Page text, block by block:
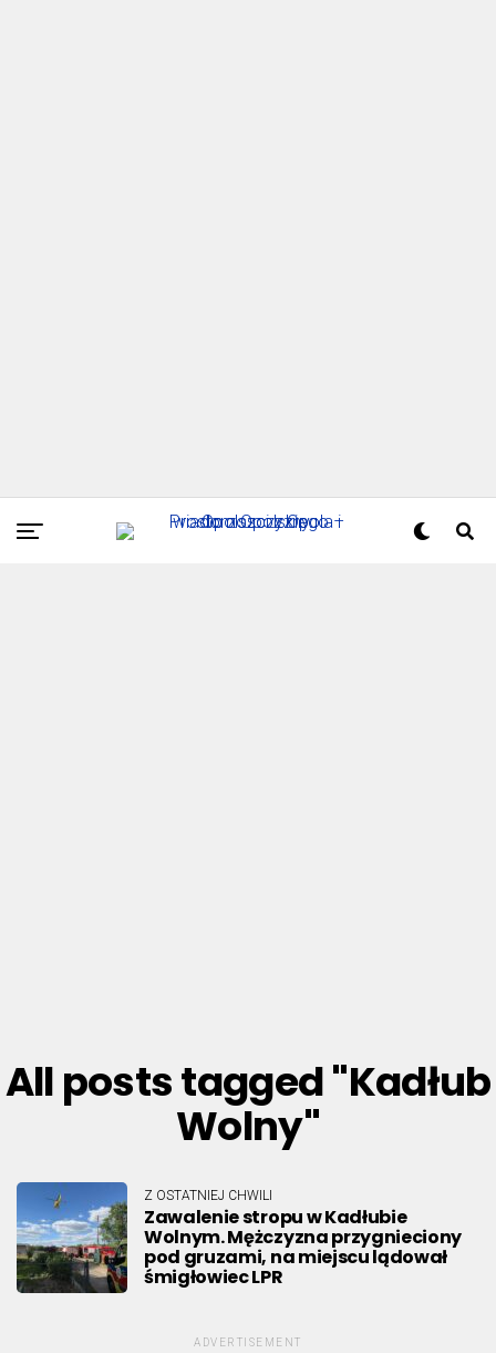
All posts tagged "Kadłub
Wolny"
Z OSTATNIEJ CHWILI
Zawalenie stropu w Kadłubie
Wolnym. Mężczyzna przygnieciony
pod gruzami, na miejscu lądował
śmigłowiec LPR
ADVERTISEMENT